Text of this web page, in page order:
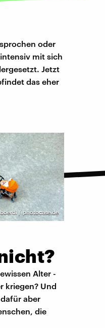
oder
mit sich
Jetzt
das eher
boerdi / photocase.de
Alter -
kriegen? Und
aber
die